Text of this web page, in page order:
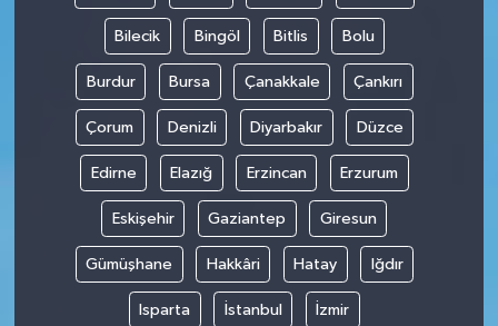
Bilecik Bingöl Bitlis Bolu
Burdur Bursa Çanakkale Çankırı
Çorum Denizli Diyarbakır Düzce
Edirne Elazığ Erzincan Erzurum
Eskişehir Gaziantep Giresun
Gümüşhane Hakkâri Hatay Iğdır
Isparta İstanbul İzmir